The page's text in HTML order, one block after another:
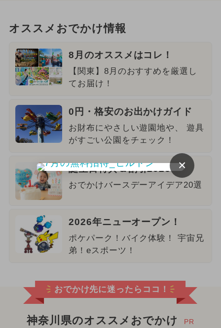
オススメおでかけ情報
8月のオススメはコレ！
【関東】8月のおすすめを厳選し
てお届け！
0円・格安のお出かけガイド
お財布にやさしい遊園地や、 遊具
がすごい公園をチェック！
誕生日特典＆割引2026
おでかけバースデーアイデア20選
2026年ニューオープン！
ポケパーク！バイク体験！ 宇宙兄
弟！eスポーツ！
おでかけ先に迷ったらココ！
神奈川県のオススメおでかけ PR
×